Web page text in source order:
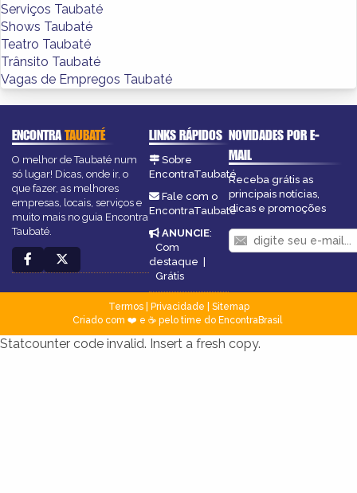
Serviços Taubaté
Shows Taubaté
Teatro Taubaté
Trânsito Taubaté
Vagas de Empregos Taubaté
ENCONTRATAUBATÉ
O melhor de Taubaté num
só lugar! Dicas, onde ir, o
que fazer, as melhores
empresas, locais, serviços e
muito mais no guia Encontra
Taubaté.
LINKS RÁPIDOS
Sobre
EncontraTaubaté
Fale com o
EncontraTaubaté
ANUNCIE:
Com
destaque |
Grátis
NOVIDADES POR E-
MAIL
Receba grátis as
principais notícias,
dicas e promoções
Termos| Privacidade
Sitemap
Criado com ❤️ e ☕ pelo time do EncontraBrasil
Statcounter code invalid. Insert a fresh copy.